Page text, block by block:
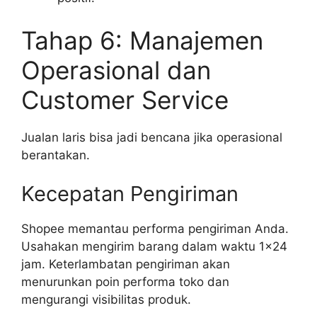
Tahap 6: Manajemen
Operasional dan
Customer Service
Jualan laris bisa jadi bencana jika operasional
berantakan.
Kecepatan Pengiriman
Shopee memantau performa pengiriman Anda.
Usahakan mengirim barang dalam waktu 1×24
jam. Keterlambatan pengiriman akan
menurunkan poin performa toko dan
mengurangi visibilitas produk.